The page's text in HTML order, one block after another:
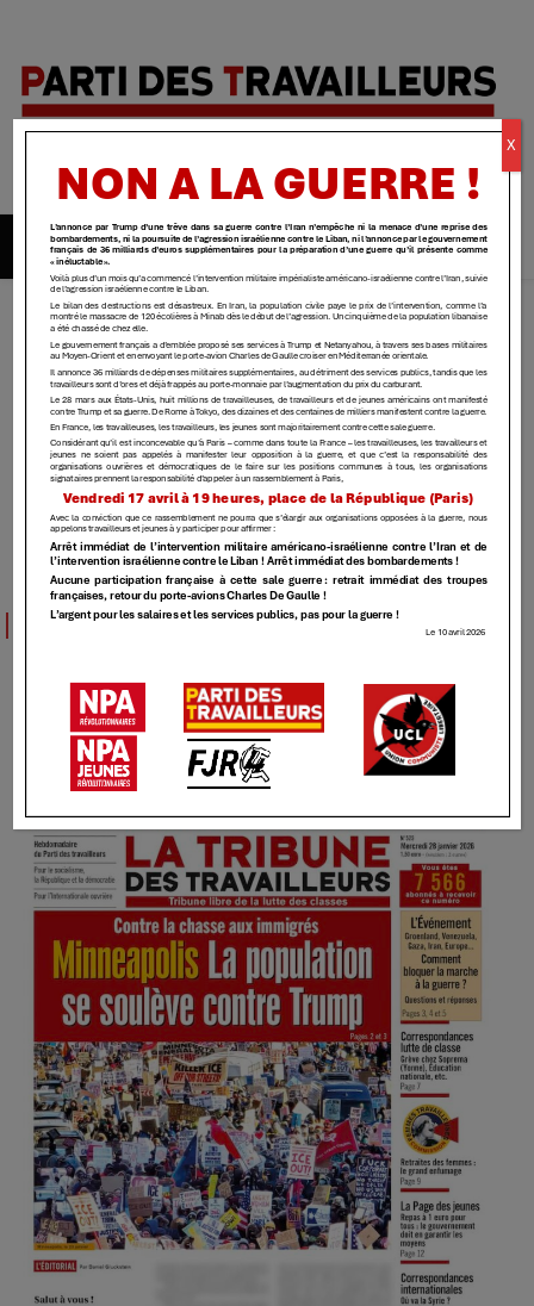
Parti des
travailleurs
| Yvelines
TT – 525 – [Contre la chasse aux immigrés,
Minneapolis La population se soulève contre
Elundmin 28 JANVIER 2026
X